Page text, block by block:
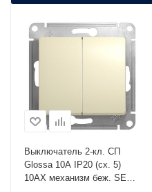
Выключатель 2-кл. СП
Glossa 10А IP20 (сх. 5)
10AX механизм беж. SE